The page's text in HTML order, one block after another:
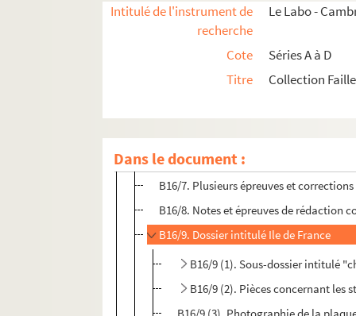
Intitulé de l'instrument de
recherche
Le Labo -
Cote
Séries A à D
Titre
Collection Faille
Dans le document :
B16. Pièces concernant l'iconographie
B16/1. Pièces concernant les
B16/2. Pièces concernant une pendule
B16/3. Dossier intitulé Paris I
B16/5. Pièces concernant le tableau
B16/6. Pièces concernant des
B16/7. Plusieurs épreuves et
B16/8. Notes et épreuves de rédaction
B16/9. Dossier intitulé Ile de France
B16/9 (1). Sous-dossier intitulé
B16/9 (2). Pièces concernant les